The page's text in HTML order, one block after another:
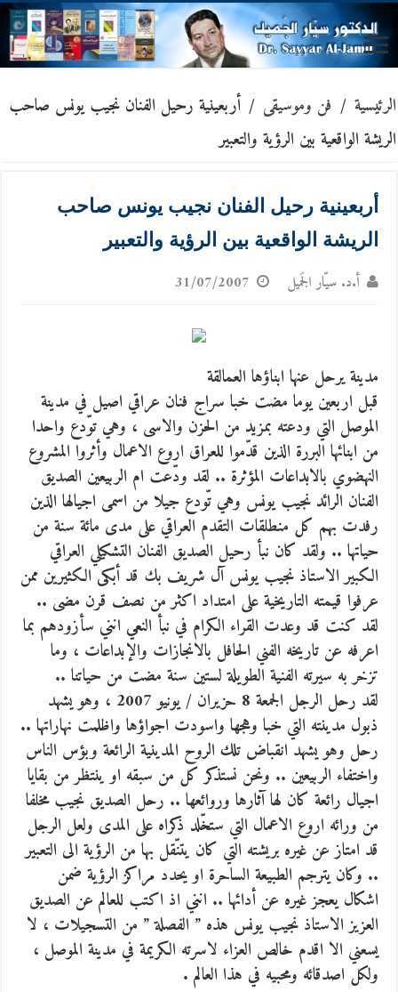
الرئيسية / فن وموسيقى / أربعينية رحيل الفنان نجيب يونس صاحب
الريشة الواقعية بين الرؤية والتعبير
أربعينية رحيل الفنان نجيب يونس صاحب
الريشة الواقعية بين الرؤية والتعبير
أ.د. سيّار الجَميل 31/07/2007
مدينة يرحل عنها ابناؤها العمالقة
قبل اربعين يوما مضت خبا سراج فنان عراقي اصيل في مدينة
الموصل التي ودعته بمزيد من الحزن والاسى ، وهي توّدع واحدا
من ابنائها البررة الذين قدّموا للعراق اروع الاعمال وأثروا المشروع
النهضوي بالابداعات المؤثرة .. لقد ودّعت ام الربيعين الصديق
الفنان الرائد نجيب يونس وهي تّودع جيلا من اسمى اجيالها الذين
رفدت بهم كل منطلقات التقدم العراقي على مدى مائة سنة من
حياتها .. ولقد كان نبأ رحيل الصديق الفنان التشكيلي العراقي
الكبير الاستاذ نجيب يونس آل شريف بك قد أبكى الكثيرين ممن
عرفوا قيمته التاريخية على امتداد اكثر من نصف قرن مضى ..
لقد كنت قد وعدت القراء الكرام في نبأ النعي انني سأزودهم بما
اعرفه عن تاريخه الفني الحافل بالانجازات والإبداعات ، وما
تزخر به سيرته الفنية الطويلة لستين سنة مضت من حياتنا ..
لقد رحل الرجل الجمعة 8 حزيران / يونيو 2007 ، وهو يشهد
ذبول مدينته التي خبا وهجها واسودت اجواؤها واظلمت نهاراتها ..
رحل وهو يشهد انقباض تلك الروح المدينية الرائعة وبؤس الناس
واختفاء الربيعين .. ونحن نستذكر كل من سبقه او ينتظر من بقايا
اجيال رائعة كان لها آثارها وروائعها .. رحل الصديق نجيب مخلفا
من ورائه اروع الاعمال التي ستخّلد ذكراه على المدى ولعل الرجل
قد امتاز عن غيره بريشته التي كان يتنّقل بها من الرؤية الى التعبير
.. وكان يترجم الطبيعة الساحرة او يحدد مراكز الرؤية ضمن
اشكال يعجز غيره عن أدائها .. انني اذ اكتب للعالم عن الصديق
العزيز الاستاذ نجيب يونس هذه ” الفصلة ” من التسجيلات ، لا
يسعني الا اقدم خالص العزاء لاسرته الكريمة في مدينة الموصل ،
ولكل اصدقائه ومحبيه في هذا العالم .